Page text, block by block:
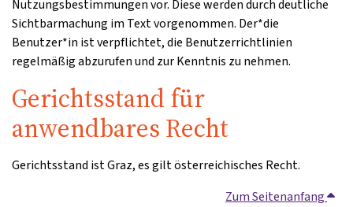
Nutzungsbestimmungen vor. Diese werden durch deutliche
Sichtbarmachung im Text vorgenommen. Der*die
Benutzer*in ist verpflichtet, die Benutzerrichtlinien
regelmäßig abzurufen und zur Kenntnis zu nehmen.
Gerichtsstand für
anwendbares Recht
Gerichtsstand ist Graz, es gilt österreichisches Recht.
Zum Seitenanfang